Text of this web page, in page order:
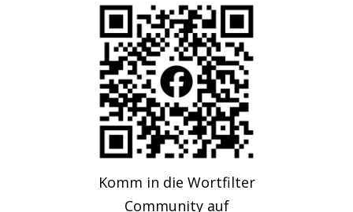
Komm in die Wortfilter
Community auf